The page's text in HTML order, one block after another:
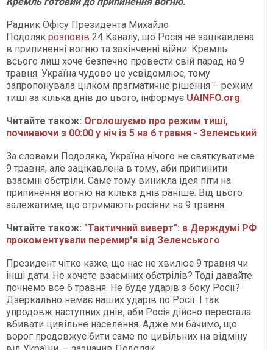
Радник Офісу Президента Михайло
Подоляк розповів 24 Каналу, що Росія не зацікавлена
в припиненні вогню та закінченні війни. Кремль
всього лиш хоче безпечно провести свій парад на 9
травня. Україна чудово це усвідомлює, тому
запропонувала цілком прагматичне рішення – режим
тиші за кілька днів до цього, інформує UAINFO.org.
Читайте також: Оголошуємо про режим тиші,
починаючи з 00:00 у ніч із 5 на 6 травня - Зеленський
За словами Подоляка, Україна нічого не святкуватиме
9 травня, але зацікавлена в тому, аби припинити
взаємні обстріли. Саме тому виникла ідея піти на
припинення вогню на кілька днів раніше. Від цього
залежатиме, що отримають росіяни на 9 травня.
Читайте також: "Тактичний виверт": в Держдумі РФ
прокоментували перемир'я від Зеленського
Президент чітко каже, що нас не хвилює 9 травня чи
інші дати. Не хочете взаємних обстрілів? Тоді давайте
почнемо все 6 травня. Не буде ударів з боку Росії?
Дзеркально немає наших ударів по Росії. І так
упродовж наступних днів, аби Росія дійсно перестала
вбивати цивільне населення. Адже ми бачимо, що
ворог продовжує бити саме по цивільних на відміну